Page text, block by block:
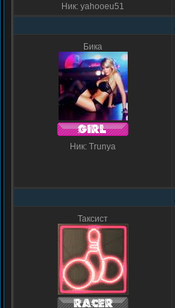
Ник: yahooeu51
Бика
Ник: Trunya
Таксист